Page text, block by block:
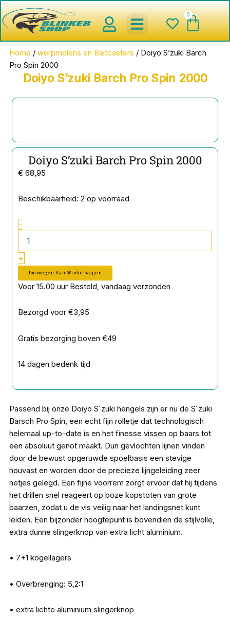
Ga
naar
de
inhoud
0
Home /werpmolens en Baitcasters / Doiyo S’zuki Barch
Pro Spin 2000
Doiyo S’zuki Barch Pro Spin 2000
Doiyo S’zuki Barch Pro Spin 2000
€ 68,95
Beschikbaarheid: 2 op voorraad
-
Doiyo
Barch
Pro
Spin
aantal
+
Toevoegen Aan Winkelwagen
Voor 15.00 uur Besteld, vandaag verzonden
Bezorgd voor €3,95
Gratis bezorging boven €49
14 dagen bedenk tijd
Passend bij onze Doiyo S´zuki hengels zijn er nu de S´zuki
Barsch Pro Spin, een echt fijn rolletje dat technologisch
helemaal up-to-date is en het finesse vissen op baars tot
een absoluut genot maakt. Dun gevlochten lijnen vinden
door de bewust opgeruwde spoelbasis een stevige
houvast en worden door de precieze lijngeleiding zeer
netjes gelegd. Een fijne voorrem zorgt ervoor dat hij tijdens
het drillen snel reageert op boze kopstoten van grote
baarzen, zodat u de vis veilig naar het landingsnet kunt
leiden. Een bijzonder hoogtepunt is bovendien de stijlvolle,
extra dunne slingerknop van extra licht aluminium.
• 7+1 kogellagers
• Overbrenging: 5,2:1
• extra lichte aluminium slingerknop